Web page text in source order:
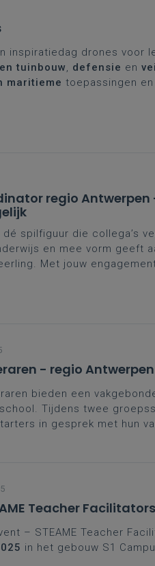
inspiratiedag drones voor
tuinbouw defensie en
maritieme toepassingen
regio Antwerpen
spilfiguur die collega’s
en mee vorm geeft
Met jouw
- regio Antwerpen
bieden een
Tijdens twee
in gesprek met hun
Teacher
– STEAME Teacher
in het gebouw S1